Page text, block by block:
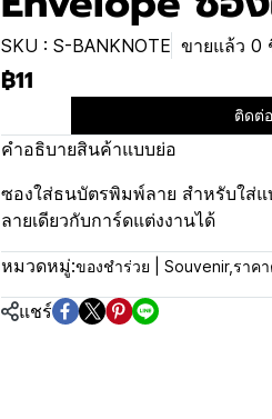
SKU : S-BANKNOTE ขายแล้ว 0
฿11
ติดต่
คำอธิบายสินค้าแบบย่อ
ซองใส่ธนบัตรพิมพ์ลาย สำหรับใส่
ลายเดียวกับการ์ดแต่งงานได้
หมวดหมู่:ของชำร่วย | Souvenir,ราค
แชร์